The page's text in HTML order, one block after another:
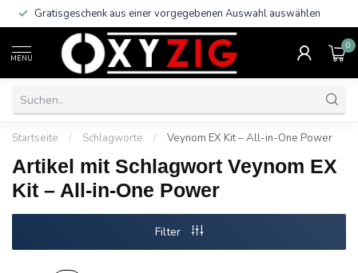
Gratisgeschenk aus einer vorgegebenen Auswahl auswählen
MENU
0
Startseite / Schlagworte / Veynom EX Kit – All-in-One Power
Artikel mit Schlagwort Veynom EX
Kit – All-in-One Power
Filter